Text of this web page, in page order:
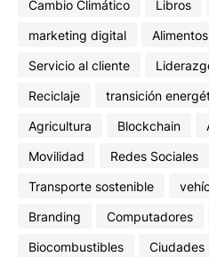
Cambio Climático
Libros
marketing digital
Alimentos
Servicio al cliente
Reciclaje
transición
Agricultura
Blockchain
Movilidad
Redes Sociales
Transporte sostenible
Branding
Computadores
Biocombustibles
Ciudades